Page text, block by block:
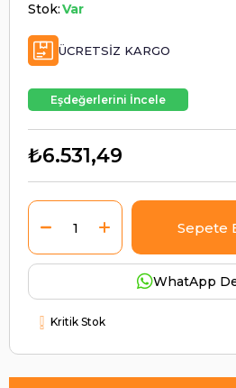
Stok:Var
ÜCRETSIZ KARGO
Eşdeğerlerini İncele
₺6.531,49
WhatApp
Kritik Stok